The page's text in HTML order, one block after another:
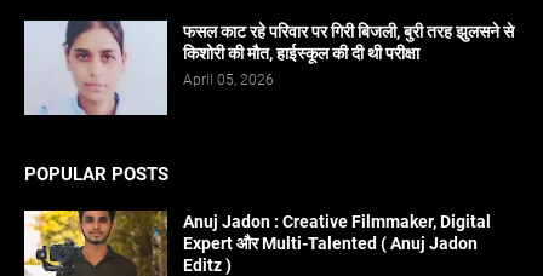
फसल काट रहे परिवार पर गिरी बिजली, बुरी तरह झुलसने से
किशोरी की मौत, हाईस्कूल की दी थी परीक्षा
April 05, 2026
POPULAR POSTS
Anuj Jadon : Creative Filmmaker, Digital
Expert और Multi-Talented ( Anuj Jadon
Editz )